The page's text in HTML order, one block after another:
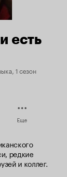
есть
1 сезон
Еще
редкие
и коллег.